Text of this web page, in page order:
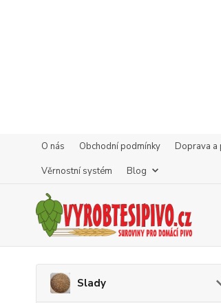
O nás Obchodní podmínky Doprava a
Věrnostní systém
Blog
Slady